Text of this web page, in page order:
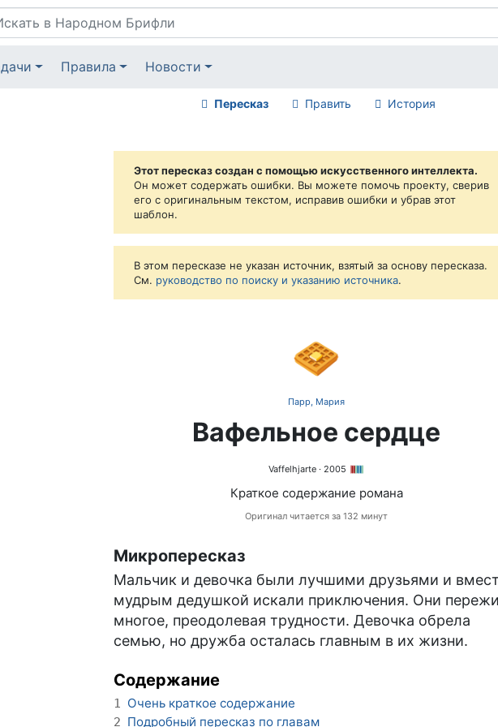
Правила Новости
Пересказ Править История
Этот пересказ создан с помощью искусственного интеллекта.
Он может содержать ошибки. Вы можете помочь проекту, сверив
его с оригинальным текстом, исправив ошибки и убрав этот
шаблон.
В этом пересказе не указан источник, взятый за основу пересказа.
См. руководство по поиску и указанию источника.
🧇
Парр, Мария
Вафельное сердце
Vaffelhjarte· 2005
Краткое содержание романа
Оригинал читается за 132 минут
Микропересказ
Мальчик и девочка были лучшими друзьями и
мудрым дедушкой искали приключения. Они
многое, преодолевая трудности. Девочка обрела
семью, но дружба осталась главным в их жизни.
Содержание
1 Очень краткое содержание
2 Подробный пересказ по главам